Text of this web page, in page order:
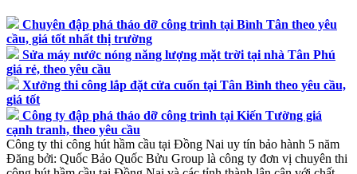
Chuyên đập phá tháo dỡ công trình tại Bình Tân theo yêu
cầu, giá tốt nhất thị trường
Sửa máy nước nóng năng lượng mặt trời tại nhà Tân Phú
giá rẻ, theo yêu cầu
Xưởng thi công lắp đặt cửa cuốn tại Tân Bình theo yêu cầu,
giá tốt
Công ty đập phá tháo dỡ công trình tại Kiến Tường giá
cạnh tranh, theo yêu cầu
Công ty thi công hút hầm cầu tại Đồng Nai uy tín bảo hành 5 năm
Đăng bởi: Quốc Bảo Quốc Bửu Group là công ty đơn vị chuyên thi